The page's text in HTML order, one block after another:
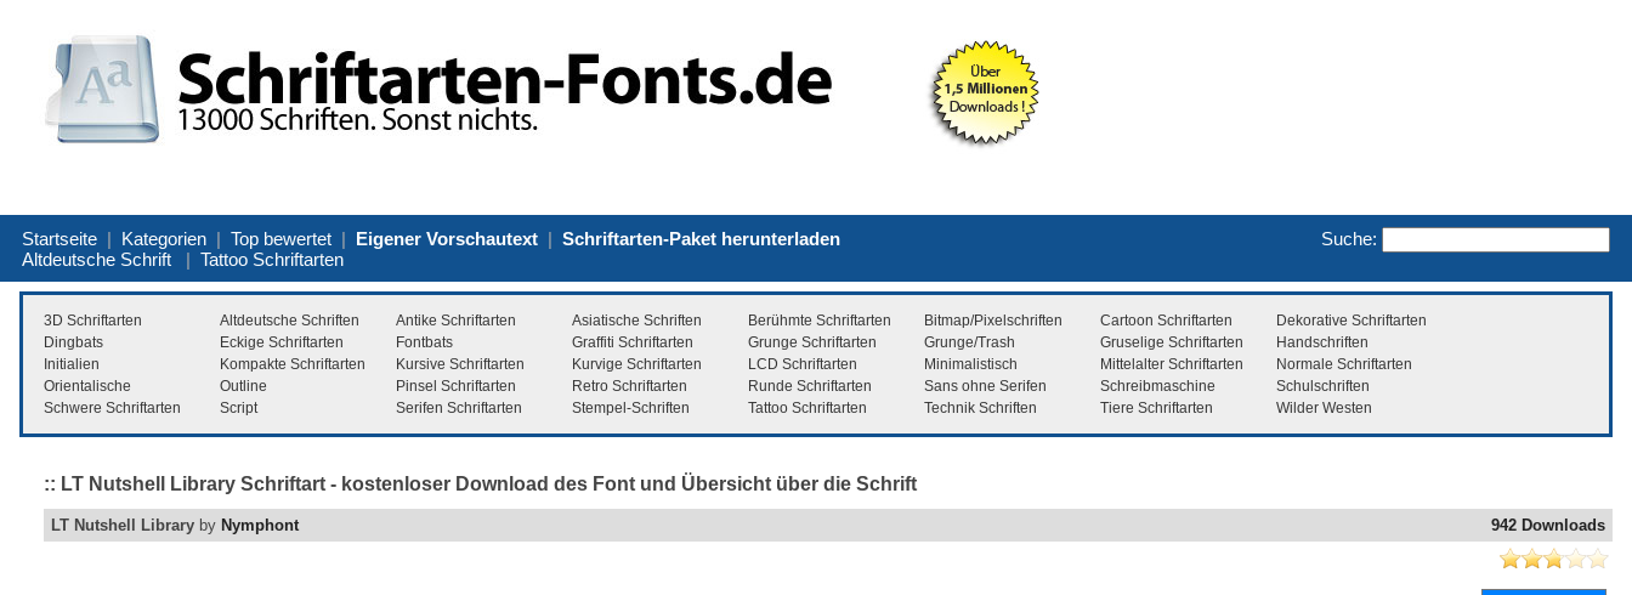
Suche:
Startseite | Kategorien | Top bewertet | Eigener Vorschautext | Schriftarten-Paket herunterladen
Altdeutsche Schrift | Tattoo Schriftarten
3D Schriftarten Altdeutsche Schriften Antike Schriftarten Asiatische Schriften Berühmte Schriftarten Bitmap/Pixelschriften Cartoon Schriftarten
Dekorative Schriftarten
Dingbats
Eckige Schriftarten Fontbats Graffiti Schriftarten Grunge Schriftarten Grunge/Trash Gruselige Schriftarten
Handschriften
Initialien
Kompakte Schriftarten Kursive Schriftarten Kurvige Schriftarten LCD Schriftarten Minimalistisch Mittelalter Schriftarten
Normale Schriftarten
Orientalische
Outline Pinsel Schriftarten Retro Schriftarten Runde Schriftarten Sans ohne Serifen Schreibmaschine
Schulschriften
Schwere Schriftarten
Script Serifen Schriftarten Stempel-Schriften Tattoo Schriftarten Technik Schriften Tiere Schriftarten Wilder Westen
:: LT Nutshell Library Schriftart - kostenloser Download des Font und Übersicht über die Schrift
942 Downloads
LT Nutshell Library by Nymphont